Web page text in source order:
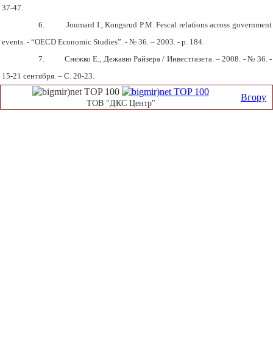
37-47.
6.
Joumard I., Kongsrud P.M. Fescal relations across government
events. - “OECD Economic Studies”. - № 36. – 2003. - p. 184.
7.
Снежко Е., Дежавю Райзера / Инвестгазета. – 2008. - № 36. -
15-21 сентября. – С. 20-23.
Вгору
ТОВ "ДКС Центр"